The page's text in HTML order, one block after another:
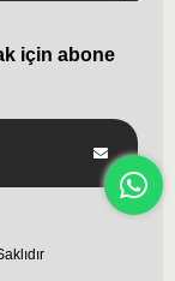
için abone